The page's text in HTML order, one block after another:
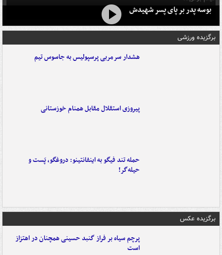
بوسه‌ پدر بر پای پسر شهیدش
برگزیده ورزشی
هشدار سرمربی پرسپولیس به جاسوس تیم
پیروزی استقلال مقابل همنام خوزستانی
حمله تند فیگو به اینفانتینو: دروغگو، پَست‌ و
حیله‌گر!
برگزیده عکس
پرچم سیاه بر فراز گنبد حسینی همچنان در اهتزاز
است